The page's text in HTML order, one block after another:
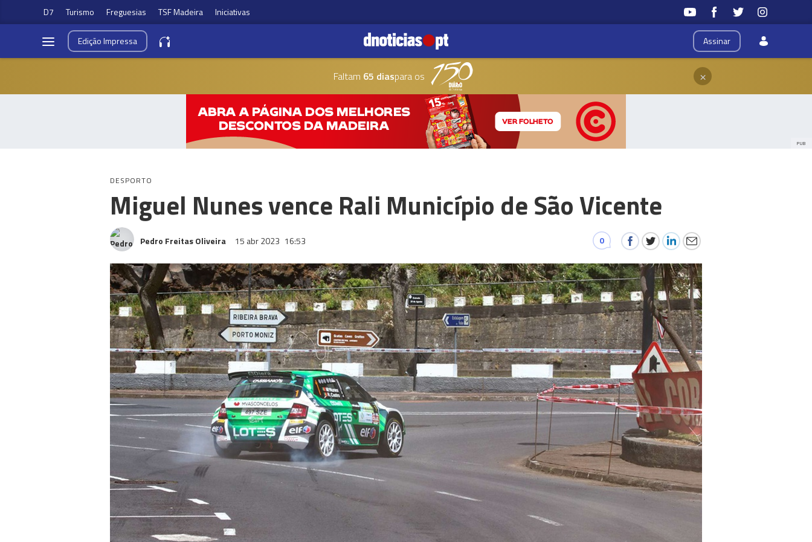
D7 Turismo Freguesias TSF Madeira Iniciativas
Assinar
EdiçãoImpressa
Faltam 65 diaspara os ×
PUB
DESPORTO
Miguel Nunes vence Rali Município de São Vicente
Pedro Freitas Oliveira 15 abr 2023 16:53 0